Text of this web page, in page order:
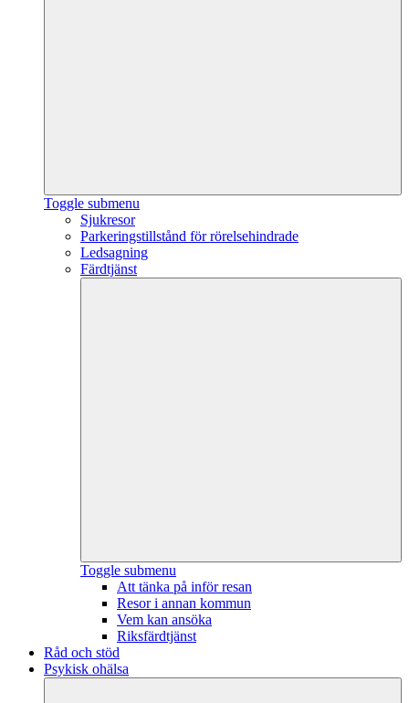
Toggle submenu
Sjukresor
Parkeringstillstånd för rörelsehindrade
Ledsagning
Färdtjänst
Toggle submenu
Att tänka på inför resan
Resor i annan kommun
Vem kan ansöka
Riksfärdtjänst
Råd och stöd
Psykisk ohälsa